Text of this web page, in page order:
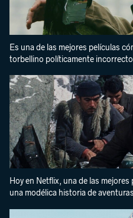
Es una de las mejores películas
torbellino políticamente
Hoy en Netflix, una de las
una modélica historia de